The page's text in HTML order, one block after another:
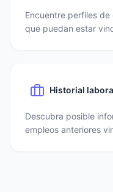
Encuentre perfiles
que puedan estar
Historial
Descubra posible
empleos anteriores